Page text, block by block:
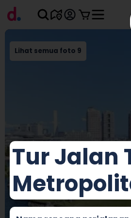
Lihat semua foto 9
Tur Jalan